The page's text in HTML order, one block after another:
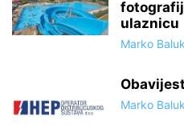
ulaznicu
Marko
Marko